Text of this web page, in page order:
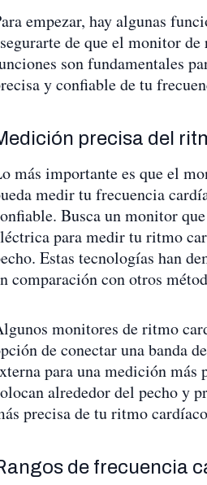
empezar, hay algunas
de que el monitor
son fundamentales
y confiable de tu
precisa del
más importante es que el
medir tu frecuencia
Busca un monitor
para medir tu ritmo
Estas tecnologías han
comparación con otros
monitores de ritmo
de conectar una banda
para una medición más
alrededor del pecho y
precisa de tu ritmo
de frecuencia